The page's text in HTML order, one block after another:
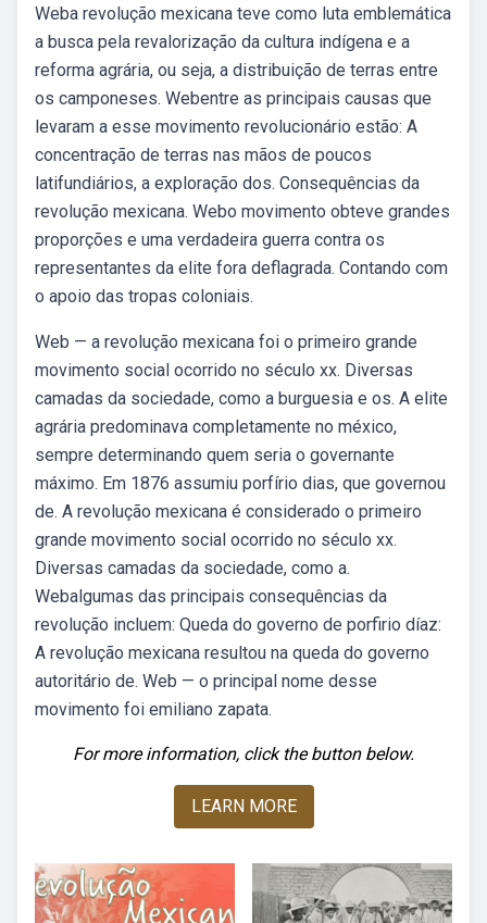
Weba revolução mexicana teve como luta emblemática
a busca pela revalorização da cultura indígena e a
reforma agrária, ou seja, a distribuição de terras entre
os camponeses. Webentre as principais causas que
levaram a esse movimento revolucionário estão: A
concentração de terras nas mãos de poucos
latifundiários, a exploração dos. Consequências da
revolução mexicana. Webo movimento obteve grandes
proporções e uma verdadeira guerra contra os
representantes da elite fora deflagrada. Contando com
o apoio das tropas coloniais.
Web — a revolução mexicana foi o primeiro grande
movimento social ocorrido no século xx. Diversas
camadas da sociedade, como a burguesia e os. A elite
agrária predominava completamente no méxico,
sempre determinando quem seria o governante
máximo. Em 1876 assumiu porfírio dias, que governou
de. A revolução mexicana é considerado o primeiro
grande movimento social ocorrido no século xx.
Diversas camadas da sociedade, como a.
Webalgumas das principais consequências da
revolução incluem: Queda do governo de porfirio díaz:
A revolução mexicana resultou na queda do governo
autoritário de. Web — o principal nome desse
movimento foi emiliano zapata.
For more information, click the button below.
LEARN MORE